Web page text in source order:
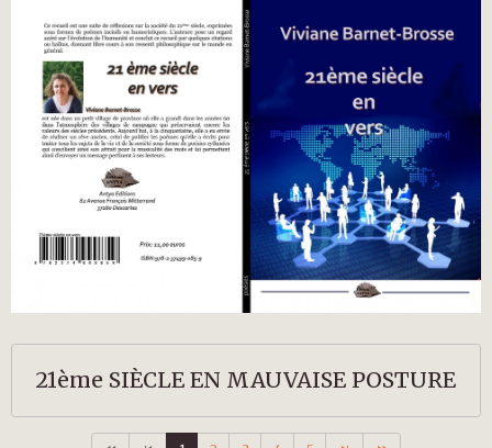
21ème SIÈCLE EN MAUVAISE POSTURE